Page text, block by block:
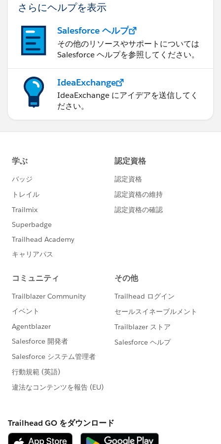
さらにヘルプを表示
Salesforce ヘルプ
その他のリソースやサポートについては
Salesforce ヘルプを参照してください。
IdeaExchange
IdeaExchange にアイデアを送信してく
ださい。